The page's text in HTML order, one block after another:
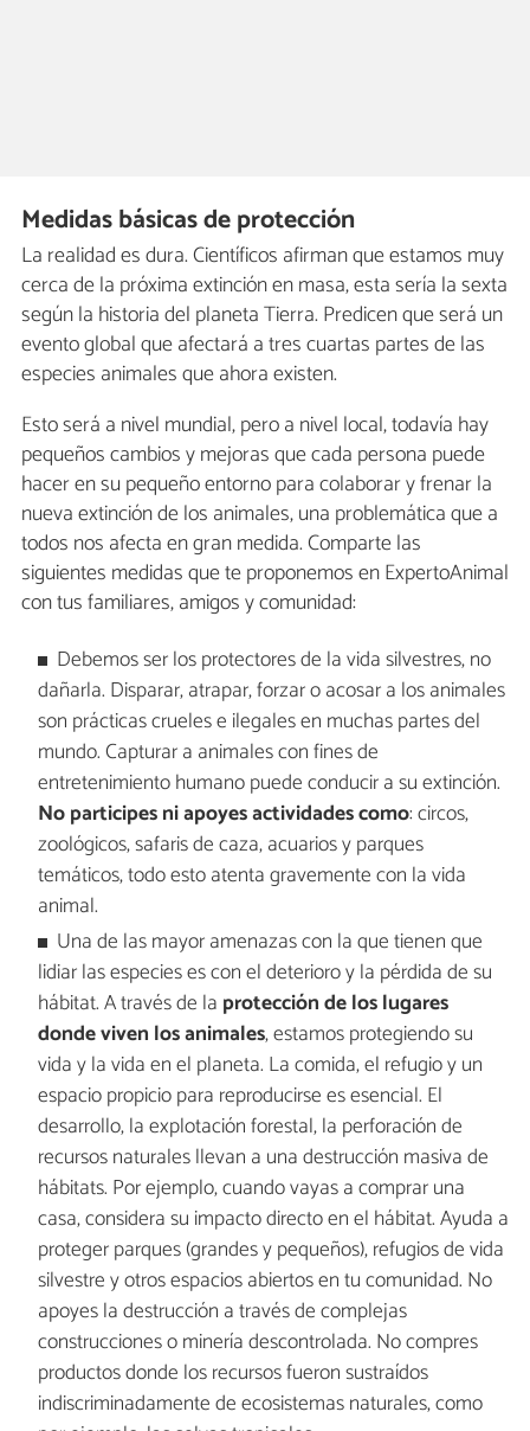
Medidas básicas de protección
La realidad es dura. Científicos afirman que estamos muy
cerca de la próxima extinción en masa, esta sería la sexta
según la historia del planeta Tierra. Predicen que será un
evento global que afectará a tres cuartas partes de las
especies animales que ahora existen.
Esto será a nivel mundial, pero a nivel local, todavía hay
pequeños cambios y mejoras que cada persona puede
hacer en su pequeño entorno para colaborar y frenar la
nueva extinción de los animales, una problemática que a
todos nos afecta en gran medida. Comparte las
siguientes medidas que te proponemos en ExpertoAnimal
con tus familiares, amigos y comunidad:
Debemos ser los protectores de la vida silvestres, no
dañarla. Disparar, atrapar, forzar o acosar a los animales
son prácticas crueles e ilegales en muchas partes del
mundo. Capturar a animales con fines de
entretenimiento humano puede conducir a su extinción.
No participes ni apoyes actividades como: circos,
zoológicos, safaris de caza, acuarios y parques
temáticos, todo esto atenta gravemente con la vida
animal.
Una de las mayor amenazas con la que tienen que
lidiar las especies es con el deterioro y la pérdida de su
hábitat. A través de la protección de los lugares
donde viven los animales, estamos protegiendo su
vida y la vida en el planeta. La comida, el refugio y un
espacio propicio para reproducirse es esencial. El
desarrollo, la explotación forestal, la perforación de
recursos naturales llevan a una destrucción masiva de
hábitats. Por ejemplo, cuando vayas a comprar una
casa, considera su impacto directo en el hábitat. Ayuda a
proteger parques (grandes y pequeños), refugios de vida
silvestre y otros espacios abiertos en tu comunidad. No
apoyes la destrucción a través de complejas
construcciones o minería descontrolada. No compres
productos donde los recursos fueron sustraídos
indiscriminadamente de ecosistemas naturales, como